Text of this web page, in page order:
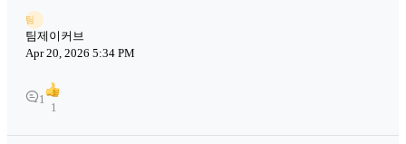
팀
팀제이커브
Apr 20, 2026 5:34 PM
1
1